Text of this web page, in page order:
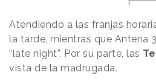
Atendiendo a las franjas
la tarde, mientras que Antena
“late night”. Por su parte, las
vista de la madrugada.